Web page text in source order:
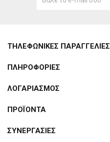
ΤΗΛΕΦΩΝΙΚΕΣ ΠΑΡΑΓΓΕΛΙΕΣ
ΠΛΗΡΟΦΟΡΙΕΣ
ΛΟΓΑΡΙΑΣΜΟΣ
ΠΡΟΪΟΝΤΑ
ΣΥΝΕΡΓΑΣΙΕΣ